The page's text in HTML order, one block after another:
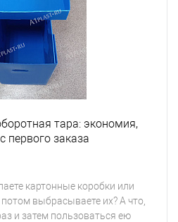
тара: экономия,
первого заказа
картонные коробки или
выбрасываете их? А что,
и затем пользоваться ею